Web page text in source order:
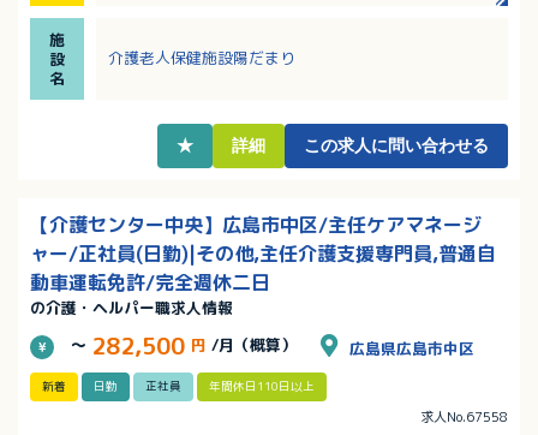
施
設
名
介護老人保健施設陽だまり
★ 詳細 この求人に問い合わせる
【介護センター中央】広島市中区/主任ケアマネージ
ャー/正社員(日勤)|その他,主任介護支援専門員,普通自
動車運転免許/完全週休二日
の介護・ヘルパー職求人情報
～ 282,500 円 /月（概算） 広島県広島市中区
新着 日勤 正社員 年間休日110日以上
求人No.67558